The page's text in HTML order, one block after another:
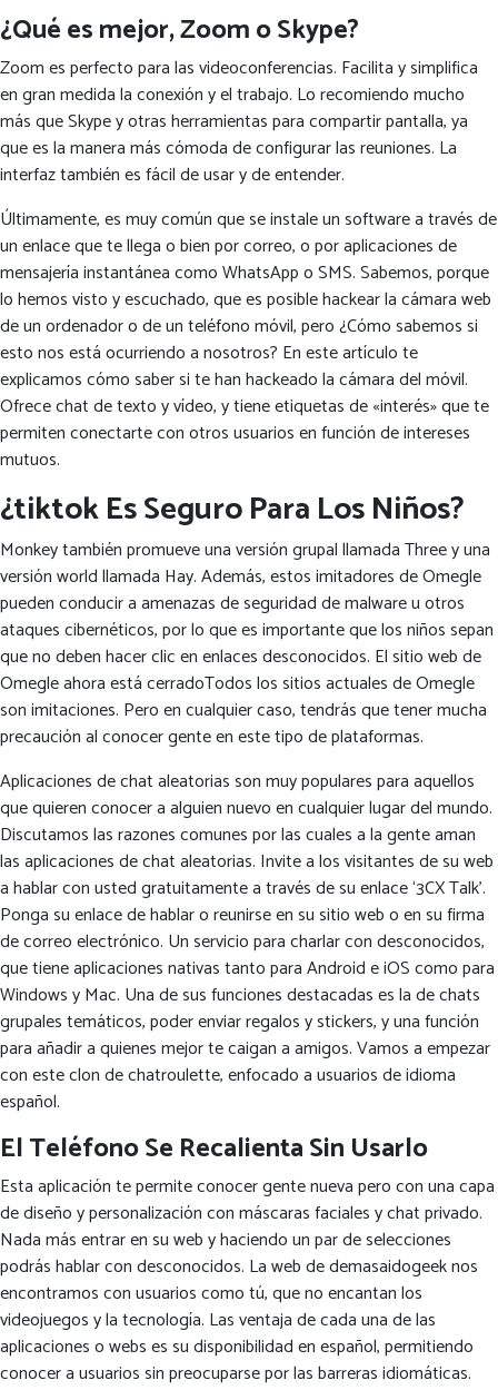
¿Qué es mejor, Zoom o Skype?
Zoom es perfecto para las videoconferencias. Facilita y simplifica
en gran medida la conexión y el trabajo. Lo recomiendo mucho
más que Skype y otras herramientas para compartir pantalla, ya
que es la manera más cómoda de configurar las reuniones. La
interfaz también es fácil de usar y de entender.
Últimamente, es muy común que se instale un software a través de
un enlace que te llega o bien por correo, o por aplicaciones de
mensajería instantánea como WhatsApp o SMS. Sabemos, porque
lo hemos visto y escuchado, que es posible hackear la cámara web
de un ordenador o de un teléfono móvil, pero ¿Cómo sabemos si
esto nos está ocurriendo a nosotros? En este artículo te
explicamos cómo saber si te han hackeado la cámara del móvil.
Ofrece chat de texto y vídeo, y tiene etiquetas de «interés» que te
permiten conectarte con otros usuarios en función de intereses
mutuos.
¿tiktok Es Seguro Para Los Niños?
Monkey también promueve una versión grupal llamada Three y una
versión world llamada Hay. Además, estos imitadores de Omegle
pueden conducir a amenazas de seguridad de malware u otros
ataques cibernéticos, por lo que es importante que los niños sepan
que no deben hacer clic en enlaces desconocidos. El sitio web de
Omegle ahora está cerradoTodos los sitios actuales de Omegle
son imitaciones. Pero en cualquier caso, tendrás que tener mucha
precaución al conocer gente en este tipo de plataformas.
Aplicaciones de chat aleatorias son muy populares para aquellos
que quieren conocer a alguien nuevo en cualquier lugar del mundo.
Discutamos las razones comunes por las cuales a la gente aman
las aplicaciones de chat aleatorias. Invite a los visitantes de su web
a hablar con usted gratuitamente a través de su enlace ‘3CX Talk’.
Ponga su enlace de hablar o reunirse en su sitio web o en su firma
de correo electrónico. Un servicio para charlar con desconocidos,
que tiene aplicaciones nativas tanto para Android e iOS como para
Windows y Mac. Una de sus funciones destacadas es la de chats
grupales temáticos, poder enviar regalos y stickers, y una función
para añadir a quienes mejor te caigan a amigos. Vamos a empezar
con este clon de chatroulette, enfocado a usuarios de idioma
español.
El Teléfono Se Recalienta Sin Usarlo
Esta aplicación te permite conocer gente nueva pero con una capa
de diseño y personalización con máscaras faciales y chat privado.
Nada más entrar en su web y haciendo un par de selecciones
podrás hablar con desconocidos. La web de demasaidogeek nos
encontramos con usuarios como tú, que no encantan los
videojuegos y la tecnología. Las ventaja de cada una de las
aplicaciones o webs es su disponibilidad en español, permitiendo
conocer a usuarios sin preocuparse por las barreras idiomáticas.